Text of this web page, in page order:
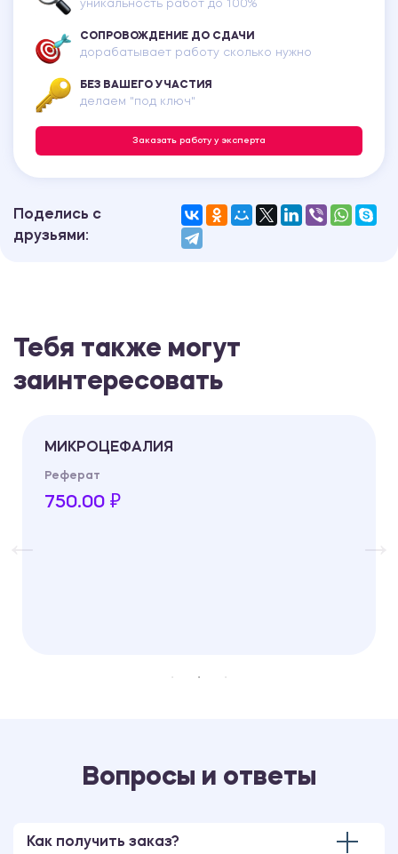
уникальность работ до 100%
СОПРОВОЖДЕНИЕ ДО СДАЧИ
дорабатывает работу сколько нужно
БЕЗ ВАШЕГО УЧАСТИЯ
делаем "под ключ"
Заказать работу у эксперта
Поделись с
друзьями:
Тебя также могут
заинтересовать
МИКРОЦЕФАЛИЯ
Реферат
750.00 ₽
Вопросы и ответы
Как получить заказ?